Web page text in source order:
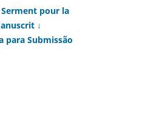
pour la
↓
para Submissão